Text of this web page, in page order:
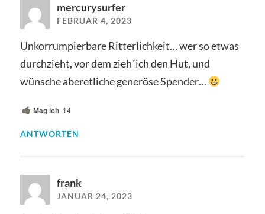
mercurysurfer
FEBRUAR 4, 2023
Unkorrumpierbare Ritterlichkeit… wer so etwas
durchzieht, vor dem zieh´ich den Hut, und
wünsche aberetliche generöse Spender…
Mag ich 14
ANTWORTEN
frank
JANUAR 24, 2023